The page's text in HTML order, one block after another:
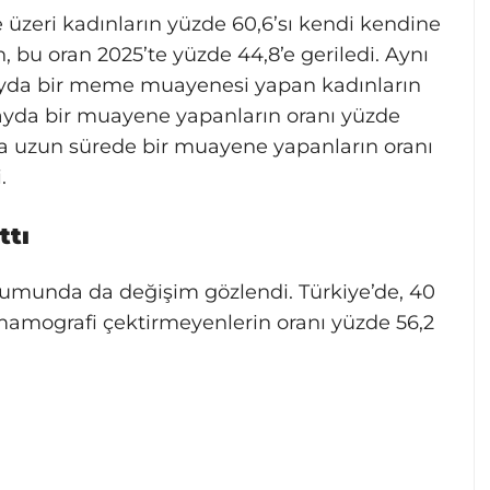
kadınların yüzde 60,6’sı kendi kendine
oran 2025’te yüzde 44,8’e geriledi. Aynı
bir meme muayenesi yapan kadınların
bir muayene yapanların oranı yüzde
uzun sürede bir muayene yapanların oranı
da değişim gözlendi. Türkiye’de, 40
çektirmeyenlerin oranı yüzde 56,2